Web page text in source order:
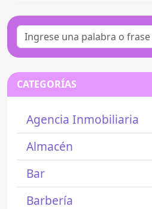
CATEGORÍAS
Agencia Inmobiliaria
Almacén
Bar
Barbería